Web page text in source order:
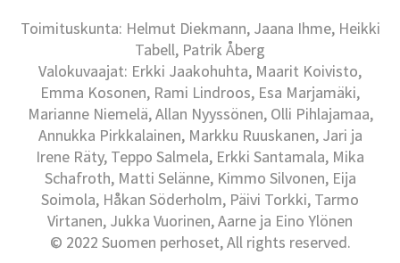
Toimituskunta: Helmut Diekmann, Jaana Ihme, Heikki
Tabell, Patrik Åberg
Valokuvaajat: Erkki Jaakohuhta, Maarit Koivisto,
Emma Kosonen, Rami Lindroos, Esa Marjamäki,
Marianne Niemelä, Allan Nyyssönen, Olli Pihlajamaa,
Annukka Pirkkalainen, Markku Ruuskanen, Jari ja
Irene Räty, Teppo Salmela, Erkki Santamala, Mika
Schafroth, Matti Selänne, Kimmo Silvonen, Eija
Soimola, Håkan Söderholm, Päivi Torkki, Tarmo
Virtanen, Jukka Vuorinen, Aarne ja Eino Ylönen
© 2022 Suomen perhoset, All rights reserved.